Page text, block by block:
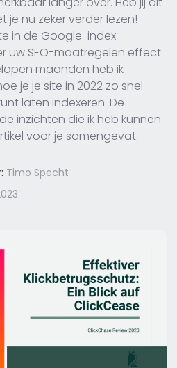
je nu zeker verder lezen!
in de Google-index
uw SEO-maatregelen effect
maanden heb ik
je je site in 2022 zo snel
laten indexeren. De
inzichten die ik heb kunnen
voor je samengevat.
Timo Specht